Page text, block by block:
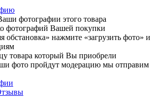
фотографии этого товара
фотографий Вашей покупки
нажмите «загрузить фото» и
товара который Вы приобрели
фото пройдут модерацию мы отправим